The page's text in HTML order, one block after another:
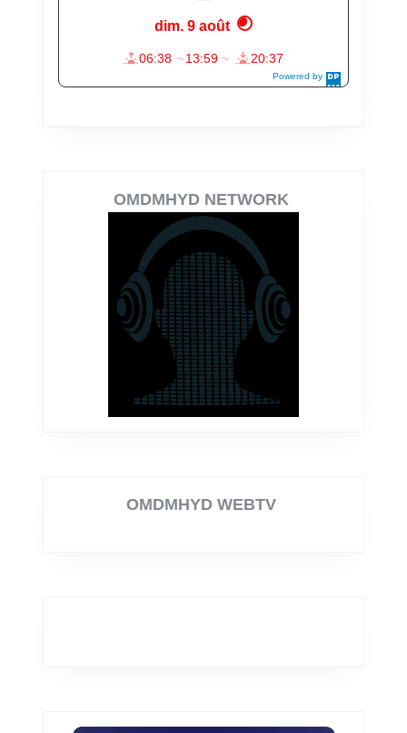
OMDMHYD NETWORK
OMDMHYD WEBTV